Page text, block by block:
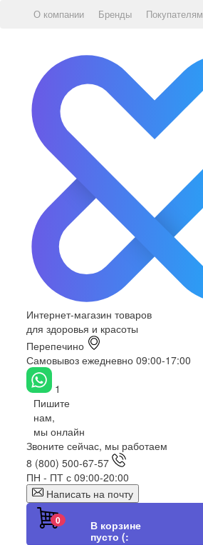
О компании Бренды Покупателям
Интернет-магазин товаров
для здоровья и красоты
Перепечино
Самовывоз ежедневно 09:00-17:00
1
Пишите
нам,
мы онлайн
Звоните сейчас, мы работаем
8 (800) 500-67-57
ПН - ПТ с 09:00-20:00
Написать на почту
0
В корзине
пусто (: